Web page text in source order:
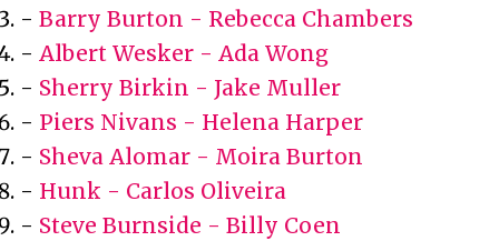
- Barry Burton - Rebecca Chambers
- Albert Wesker - Ada Wong
- Sherry Birkin - Jake Muller
- Piers Nivans - Helena Harper
- Sheva Alomar - Moira Burton
- Hunk - Carlos Oliveira
- Steve Burnside - Billy Coen